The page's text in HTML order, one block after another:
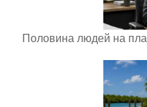
Половина людей на